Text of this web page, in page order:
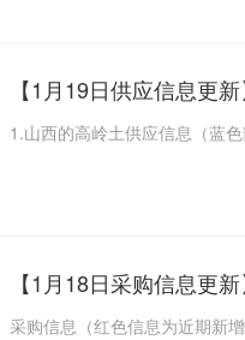
【1月19日供应信息更
1.山西的高岭土供应信息（蓝
采购信息（红色信息为近期新